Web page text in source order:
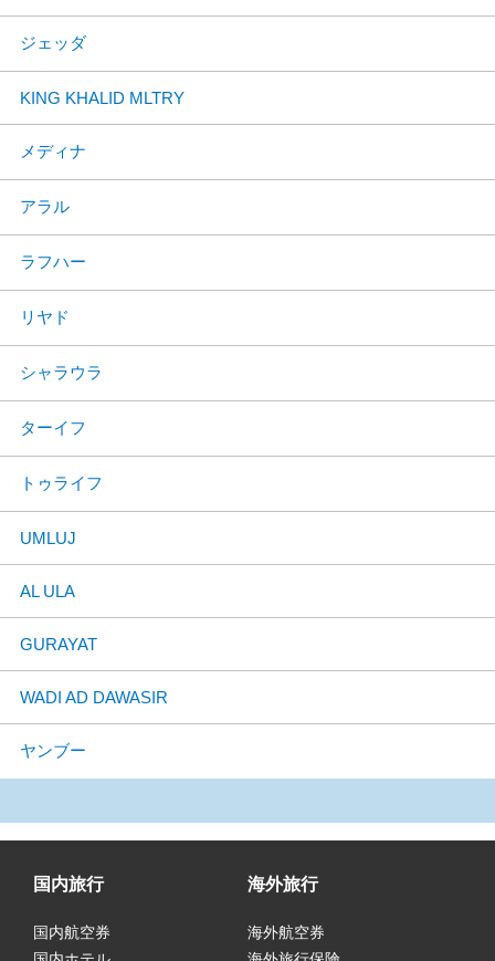
ジェッダ
KING KHALID MLTRY
メディナ
アラル
ラフハー
リヤド
シャラウラ
ターイフ
トゥライフ
UMLUJ
AL ULA
GURAYAT
WADI AD DAWASIR
ヤンブー
国内旅行
国内航空券
海外旅行
海外航空券